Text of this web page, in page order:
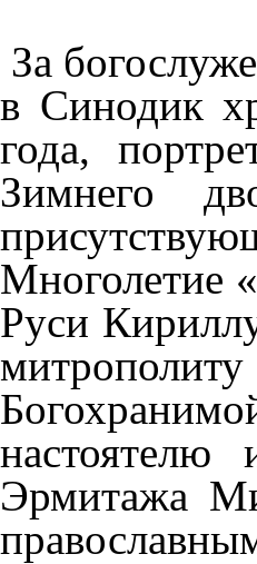
За
в Синодик
года,
Зимнего
Многолетие
Руси
настоятелю
Эрмитажа